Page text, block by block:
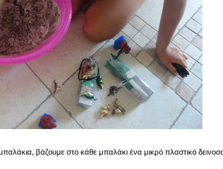
βάζουμε στο κάθε μπαλάκι ένα μικρό πλαστικό